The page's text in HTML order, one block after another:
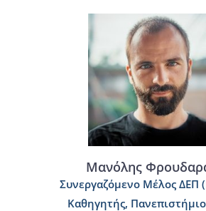
Μανόλης
Συνεργαζόμενο Μέλος ΔΕΠ
Καθηγητής,